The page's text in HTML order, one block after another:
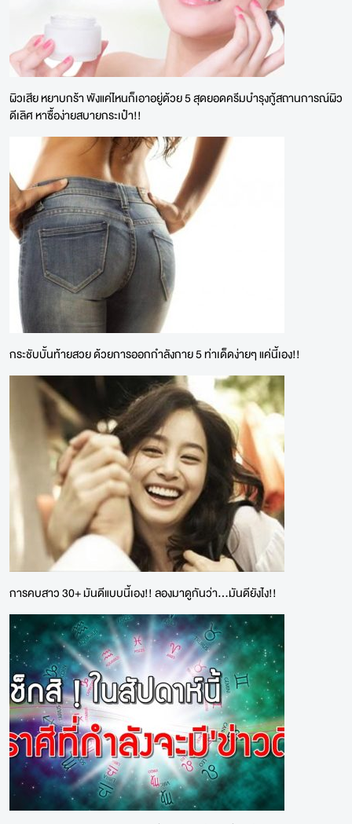
ผิวเสีย หยาบกร้า พังแค่ไหนก็เอาอยู่ด้วย 5 สุดยอดครีมบำรุงกู้สถานการณ์ผิว
ดีเลิศ หาซื้อง่ายสบายกระเป๋า!!
กระชับบั้นท้ายสวย ด้วยการออกกำลังกาย 5 ท่าเด็ดง่ายๆ แค่นี้เอง!!
การคบสาว 30+ มันดีแบบนี้เอง!! ลองมาดูกันว่า...มันดียังไง!!